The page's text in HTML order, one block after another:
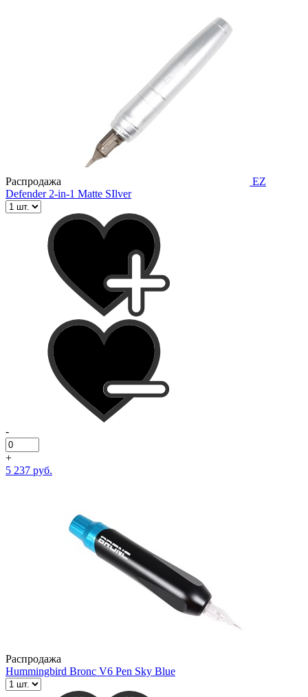
Распродажа
EZ
Defender 2-in-1 Matte SIlver
-
+
5 237 руб.
Распродажа
Hummingbird Bronc V6 Pen Sky Blue